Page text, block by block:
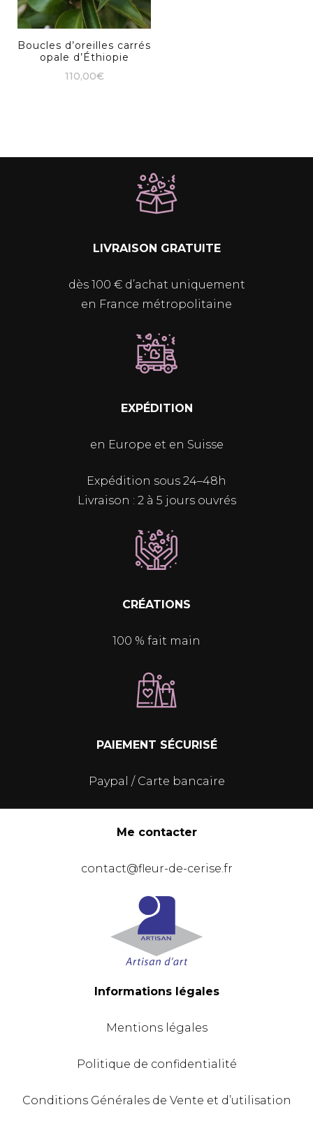
Boucles d’oreilles carrés
opale d’Éthiopie
110,00€
LIVRAISON GRATUITE
dès 100 € d’achat uniquement
en France métropolitaine
EXPÉDITION
en Europe et en Suisse
Expédition sous 24–48h
Livraison : 2 à 5 jours ouvrés
CRÉATIONS
100 % fait main
PAIEMENT SÉCURISÉ
Paypal / Carte bancaire
Me contacter
contact@fleur-de-cerise.fr
Informations légales
Mentions légales
Politique de confidentialité
Conditions Générales de Vente et d’utilisation